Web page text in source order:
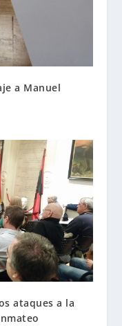
a Manuel
ataques a la